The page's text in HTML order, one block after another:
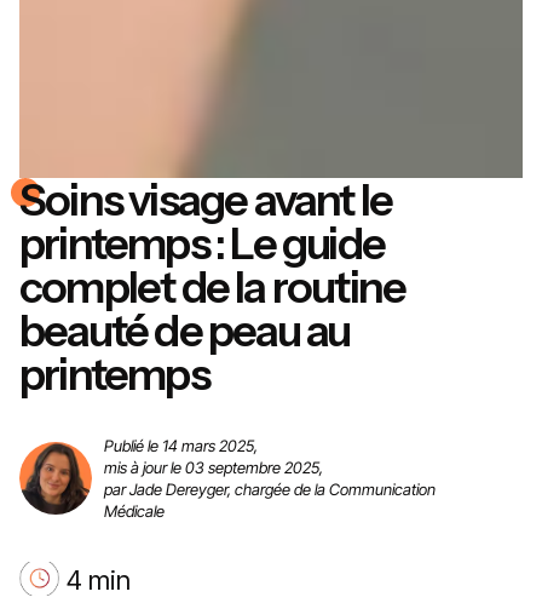
Soins visage avant le
printemps : Le guide
complet de la routine
beauté de peau au
printemps
Publié le 14 mars 2025,
mis à jour le 03 septembre 2025,
par Jade Dereyger, chargée de la Communication
Médicale
4 min